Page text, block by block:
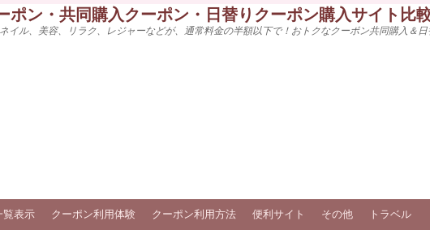
ポン・共同購入クーポン・日替りクーポン購入サイト比
イル、美容、リラク、レジャーなどが、通常料金の半額以下で！おトクなクーポン共同購入＆
覧表示 クーポン利用体験 クーポン利用方法 便利サイト その他 トラベル